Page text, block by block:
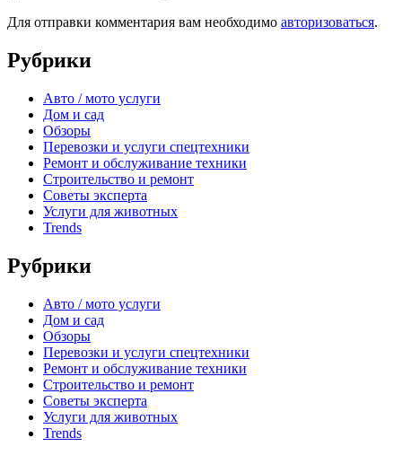
Для отправки комментария вам необходимо авторизоваться.
Рубрики
Авто / мото услуги
Дом и сад
Обзоры
Перевозки и услуги спецтехники
Ремонт и обслуживание техники
Строительство и ремонт
Советы эксперта
Услуги для животных
Trends
Рубрики
Авто / мото услуги
Дом и сад
Обзоры
Перевозки и услуги спецтехники
Ремонт и обслуживание техники
Строительство и ремонт
Советы эксперта
Услуги для животных
Trends